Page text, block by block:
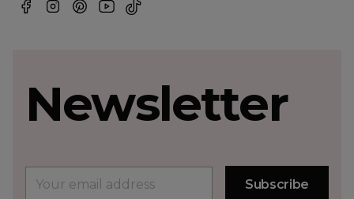
Newsletter